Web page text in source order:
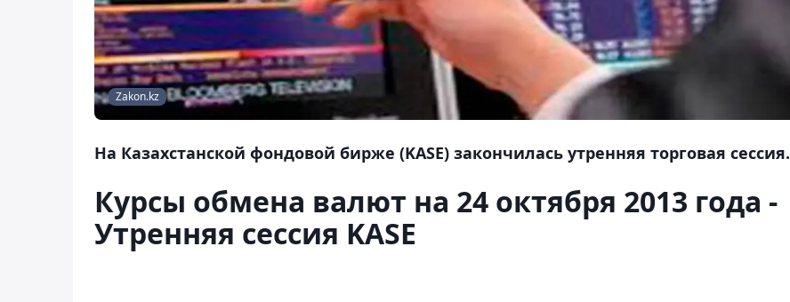
Zakon.kz
На Казахстанской фондовой бирже (KASE) закончилась утренняя торговая сессия.
Курсы обмена валют на 24 октября 2013 года -
Утренняя сессия KASE